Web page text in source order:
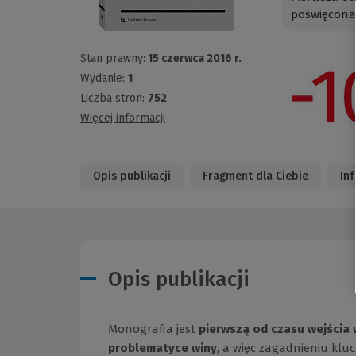
Stan prawny: 15 czerwca 2016 r.
Wydanie: 1
Liczba stron: 752
Więcej informacji
Opis publikacji Fragment dla Ciebie
Opis publikacji
Monografia jest pierwszą od czasu wejścia
problematyce winy, a więc zagadnieniu